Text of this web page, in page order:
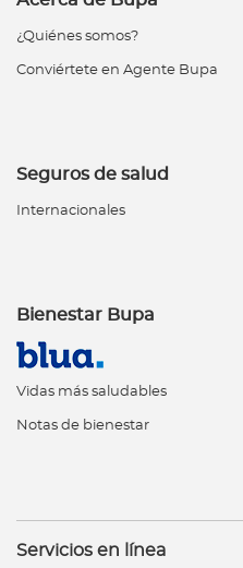
¿Quiénes somos?
Conviértete en Agente Bupa
Seguros de salud
Internacionales
Bienestar Bupa
Vidas más saludables
Notas de bienestar
Servicios en línea